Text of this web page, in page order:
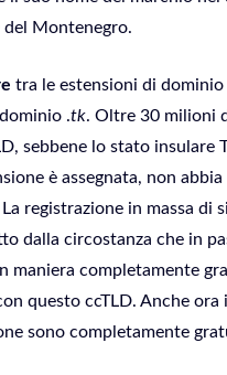
del Montenegro.
tra le estensioni di dominio
.tk. Oltre 30 milioni
sebbene lo stato insulare
è assegnata, non
registrazione in massa di
dalla circostanza che in
maniera completamente
questo ccTLD. Anche ora
sono completamente